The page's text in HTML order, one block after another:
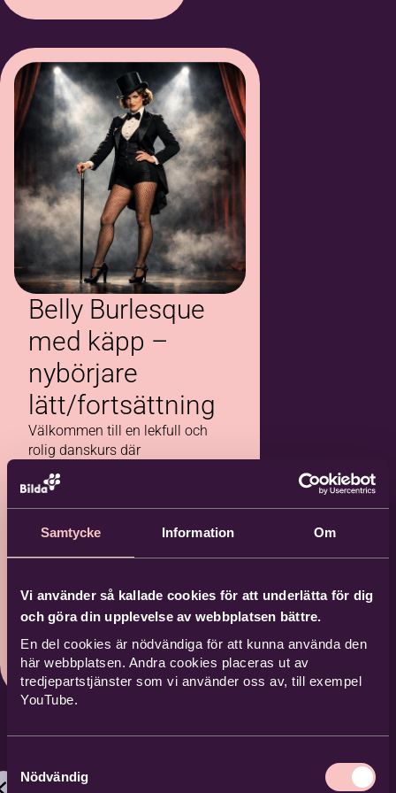
Samtycke Information Om
Vi använder så kallade cookies för att underlätta för dig
och göra din upplevelse av webbplatsen bättre.
En del cookies är nödvändiga för att kunna använda den
här webbplatsen. Andra cookies placeras ut av
tredjepartstjänster som vi använder oss av, till exempel
YouTube.
Nödvändig
Belly Burlesque
med käpp –
nybörjare
lätt/fortsättning
Välkommen till en lekfull och
rolig danskurs där
magdansens mystik möter
burlesquens glamour!
Endre Bygdegård, Visby
2026-09-0
7 tillfällen